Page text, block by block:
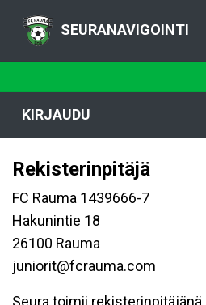
SEURANAVIGOINTI
KIRJAUDU
Rekisterinpitäjä
FC Rauma 1439666-7
Hakunintie 18
26100 Rauma
juniorit@fcrauma.com
Seura toimii